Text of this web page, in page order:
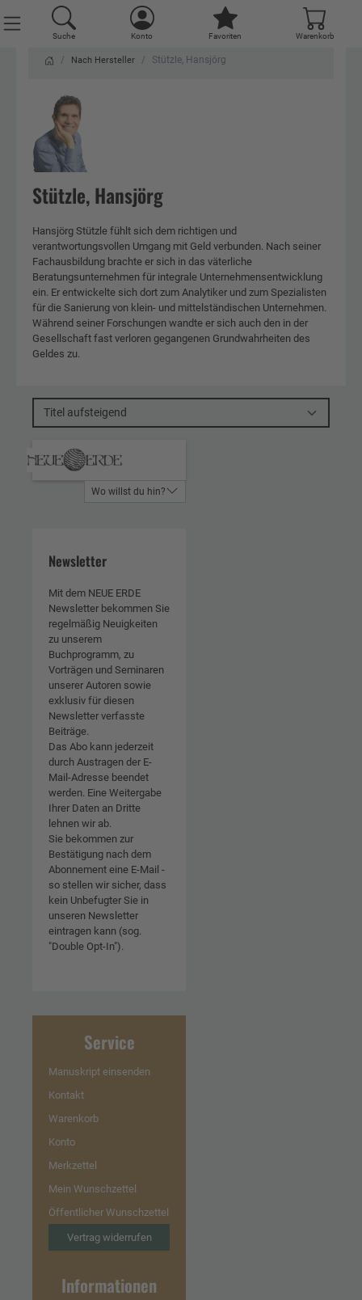
Suche Konto Favoriten Warenkorb
Nach Hersteller Stützle, Hansjörg
Stützle, Hansjörg
Hansjörg Stützle fühlt sich dem richtigen und
verantwortungsvollen Umgang mit Geld verbunden. Nach seiner
Fachausbildung brachte er sich in das väterliche
Beratungsunternehmen für integrale Unternehmensentwicklung
ein. Er entwickelte sich dort zum Analytiker und zum Spezialisten
für die Sanierung von klein- und mittelständischen Unternehmen.
Während seiner Forschungen wandte er sich auch den in der
Gesellschaft fast verloren gegangenen Grundwahrheiten des
Geldes zu.
Titel aufsteigend
Suche Konto Favoriten Warenkorb
Wo willst du hin?
Newsletter
Mit dem NEUE ERDE
Newsletter bekommen Sie
regelmäßig Neuigkeiten
zu unserem
Buchprogramm, zu
Vorträgen und Seminaren
unserer Autoren sowie
exklusiv für diesen
Newsletter verfasste
Beiträge.
Das Abo kann jederzeit
durch Austragen der E-
Mail-Adresse beendet
werden. Eine Weitergabe
Ihrer Daten an Dritte
lehnen wir ab.
Sie bekommen zur
Bestätigung nach dem
Abonnement eine E-Mail -
so stellen wir sicher, dass
kein Unbefugter Sie in
unseren Newsletter
eintragen kann (sog.
"Double Opt-In").
Service
Manuskript einsenden
Kontakt
Warenkorb
Konto
Merkzettel
Mein Wunschzettel
Öffentlicher Wunschzettel
Vertrag widerrufen
Informationen